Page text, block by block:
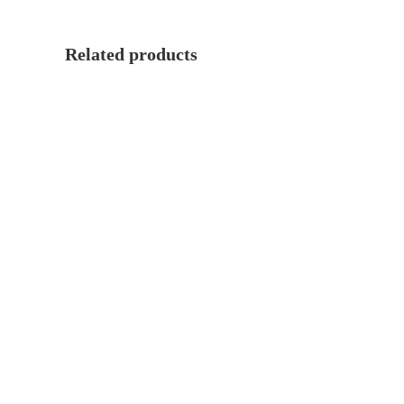
Related products